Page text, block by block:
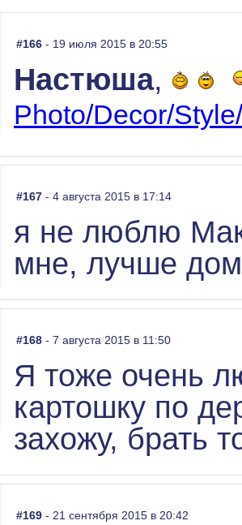
#166 - 19 июля 2015 в 20:55
Настюша,
Photo/Decor/
#167 - 4 августа 2015 в 17:14
я не люблю
мне, лучше
#168 - 7 августа 2015 в 11:50
Я тоже очень
картошку по
захожу, брать
#169 - 21 сентября 2015 в 20:42